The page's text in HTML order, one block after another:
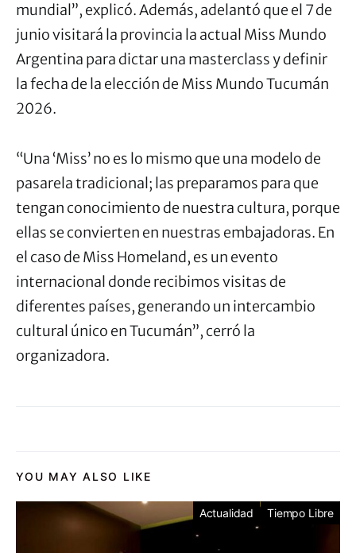
mundial”, explicó. Además, adelantó que el 7 de
junio visitará la provincia la actual Miss Mundo
Argentina para dictar una masterclass y definir
la fecha de la elección de Miss Mundo Tucumán
2026.
“Una ‘Miss’ no es lo mismo que una modelo de
pasarela tradicional; las preparamos para que
tengan conocimiento de nuestra cultura, porque
ellas se convierten en nuestras embajadoras. En
el caso de Miss Homeland, es un evento
internacional donde recibimos visitas de
diferentes países, generando un intercambio
cultural único en Tucumán”, cerró la
organizadora.
YOU MAY ALSO LIKE
Actualidad Tiempo Libre